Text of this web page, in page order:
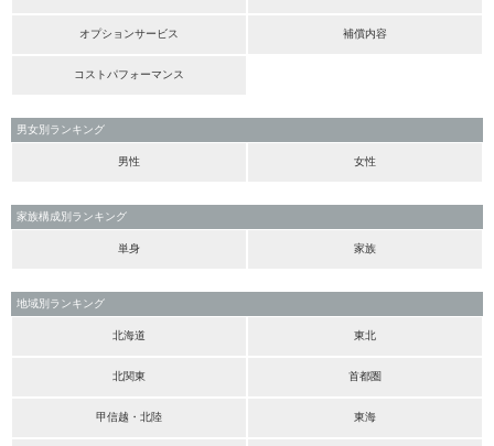
オプションサービス 補償内容
コストパフォーマンス
男女別ランキング
男性 女性
家族構成別ランキング
単身 家族
地域別ランキング
北海道 東北
北関東 首都圏
甲信越・北陸 東海